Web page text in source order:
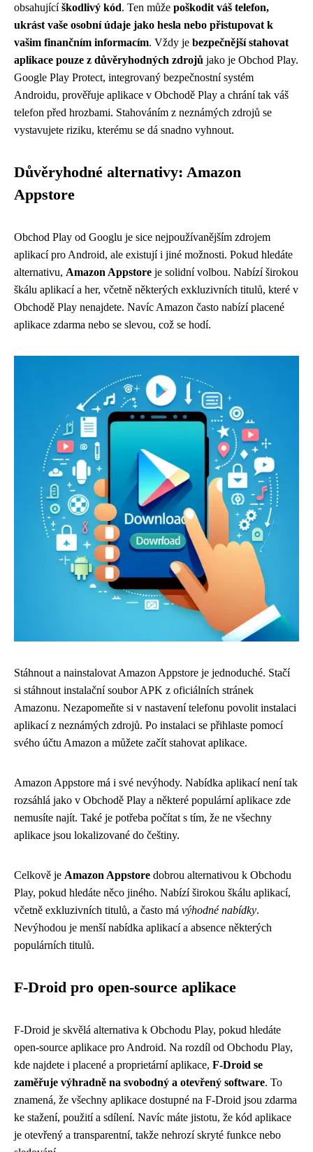
obsahujícíškodlivý kód. Ten může poškodit váš telefon,
ukrást vaše osobní údaje jako hesla nebo přistupovat k
vašim finančním informacím. Vždy je bezpečnější stahovat
aplikace pouze z důvěryhodných zdrojů jako je Obchod Play.
Google Play Protect, integrovaný bezpečnostní systém
Androidu, prověřuje aplikace v Obchodě Play a chrání tak váš
telefon před hrozbami. Stahováním z neznámých zdrojů se
vystavujete riziku, kterému se dá snadno vyhnout.
Důvěryhodné alternativy: Amazon
Appstore
Obchod Play od Googlu je sice nejpoužívanějším zdrojem
aplikací pro Android, ale existují i ​​jiné možnosti. Pokud hledáte
alternativu, Amazon Appstore je solidní volbou. Nabízí širokou
škálu aplikací a her, včetně některých exkluzivních titulů, které v
Obchodě Play nenajdete. Navíc Amazon často nabízí placené
aplikace zdarma nebo se slevou, což se hodí.
Stáhnout a nainstalovat Amazon Appstore je jednoduché. Stačí
si stáhnout instalační soubor APK z oficiálních stránek
Amazonu. Nezapomeňte si v nastavení telefonu povolit instalaci
aplikací z neznámých zdrojů. Po instalaci se přihlaste pomocí
svého účtu Amazon a můžete začít stahovat aplikace.
Amazon Appstore má i své nevýhody. Nabídka aplikací není tak
rozsáhlá jako v Obchodě Play a některé populární aplikace zde
nemusíte najít. Také je potřeba počítat s tím, že ne všechny
aplikace jsou lokalizované do češtiny.
Celkově je Amazon Appstore dobrou alternativou k Obchodu
Play, pokud hledáte něco jiného. Nabízí širokou škálu aplikací,
včetně exkluzivních titulů, a často má výhodné nabídky.
Nevýhodou je menší nabídka aplikací a absence některých
populárních titulů.
F-Droid pro open-source aplikace
F-Droid je skvělá alternativa k Obchodu Play, pokud hledáte
open-source aplikace pro Android. Na rozdíl od Obchodu Play,
kde najdete i placené a proprietární aplikace, F-Droid se
zaměřuje výhradně na svobodný a otevřený software. To
znamená, že všechny aplikace dostupné na F-Droid jsou zdarma
ke stažení, použití a sdílení. Navíc máte jistotu, že kód aplikace
je otevřený a transparentní, takže nehrozí skryté funkce nebo